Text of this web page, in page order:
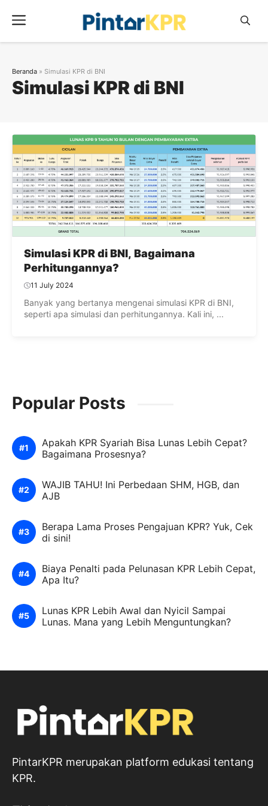
Menu
Simulasi KPR di BNI
Beranda » Simulasi KPR di BNI
Simulasi KPR di BNI, Bagaimana
Perhitungannya?
11 July 2024
Banyak yang bertanya mengenai simulasi KPR di BNI,
seperti apa simulasi dan perhitungannya. Kali ini, ...
Popular Posts
Apakah KPR Syariah Bisa Lunas Lebih Cepat?
Bagaimana Prosesnya?
WAJIB TAHU! Ini Perbedaan SHM, HGB, dan
AJB
Berapa Lama Proses Pengajuan KPR? Yuk, Cek
di sini!
Biaya Penalti pada Pelunasan KPR Lebih Cepat,
Apa Itu?
Lunas KPR Lebih Awal dan Nyicil Sampai
Lunas. Mana yang Lebih Menguntungkan?
PintarKPR merupakan platform edukasi tentang
KPR.